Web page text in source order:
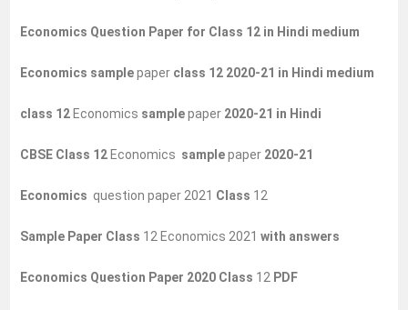
Economics Question Paper for Class 12 in Hindi medium
Economics samplepaper class 12 2020-21 in Hindi medium
class 12 Economics samplepaper 2020-21 in Hindi
CBSE Class 12 Economics samplepaper 2020-21
Economics question paper 2021 Class 12
Sample Paper Class 12 Economics 2021with answers
Economics Question Paper 2020 Class 12 PDF